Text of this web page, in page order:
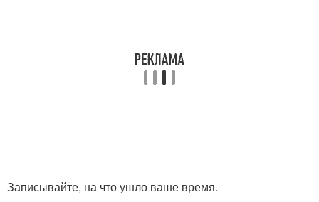
Записывайте, на что ушло ваше время.